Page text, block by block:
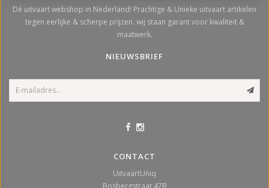
Dé uitvaart webshop in Nederland! Prachtige & Unieke uitvaart artikelen
tegen eerlijke & scherpe prijzen. wij staan garant voor kwaliteit &
maatwerk.
NIEUWSBRIEF
CONTACT
UitvaartUniq